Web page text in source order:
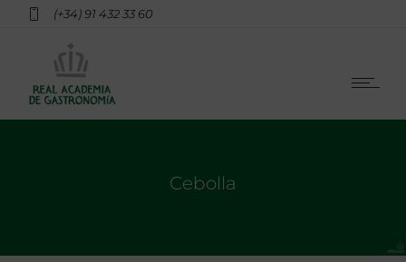
(+34) 91 432 33 60
Cebolla